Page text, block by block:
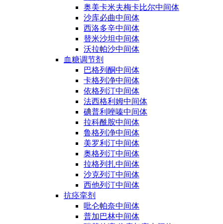
奥美卡米夫梅卡比尔中间体
沙库必曲中间体
西洛多辛中间体
替米沙坦中间体
沃拉帕沙中间体
血糖调节剂
巴格列酮中间体
卡格列净中间体
依格列汀中间体
法西格利姆中间体
碘普利唑嗪中间体
拉科酰胺中间体
鲁格列净中间体
美罗利汀中间体
奥格列汀中间体
拉格列扎中间体
沙克列汀中间体
西他列汀中间体
抗痉挛剂
吡仑帕奈中间体
普加巴林中间体